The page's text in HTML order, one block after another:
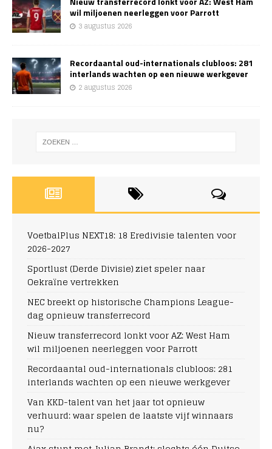
wil miljoenen neerleggen voor Parrott
3 augustus 2026
Recordaantal oud-internationals clubloos: 281
interlands wachten op een nieuwe werkgever
2 augustus 2026
VoetbalPlus NEXT18: 18 Eredivisie talenten voor
2026-2027
Sportlust (Derde Divisie) ziet speler naar
Oekraïne vertrekken
NEC breekt op historische Champions League-
dag opnieuw transferrecord
Nieuw transferrecord lonkt voor AZ: West Ham
wil miljoenen neerleggen voor Parrott
Recordaantal oud-internationals clubloos: 281
interlands wachten op een nieuwe werkgever
Van KKD-talent van het jaar tot opnieuw
verhuurd: waar spelen de laatste vijf winnaars
nu?